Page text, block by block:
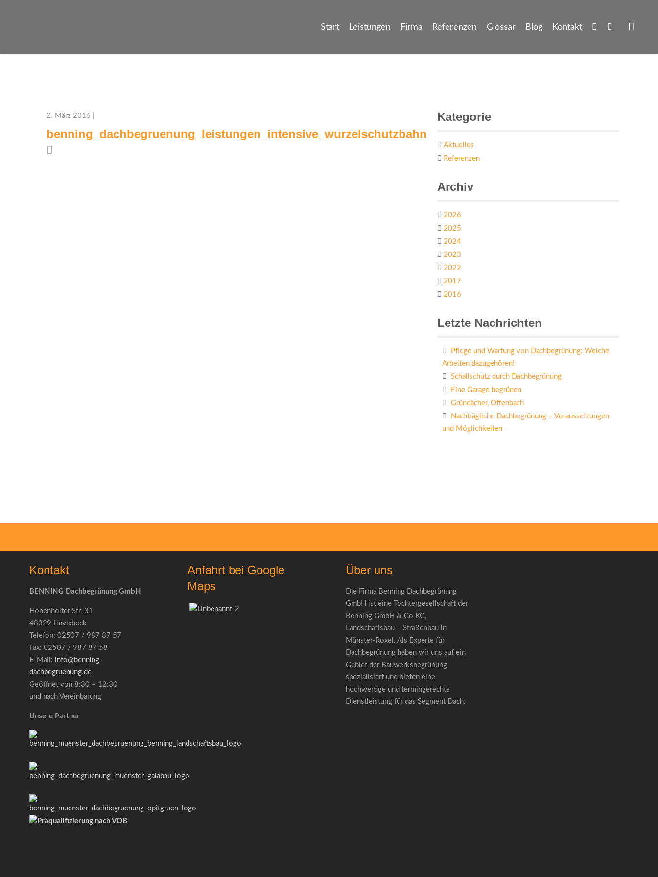
Start Leistungen Firma Referenzen Glossar Blog Kontakt
2. März 2016 |
benning_dachbegruenung_leistungen_intensive_wurzelschutzbahn
Kategorie
Aktuelles
Referenzen
Archiv
2026
2025
2024
2023
2022
2017
2016
Letzte Nachrichten
Pflege und Wartung von Dachbegrünung: Welche
Arbeiten dazugehören!
Schallschutz durch Dachbegrünung
Eine Garage begrünen
Gründächer, Offenbach
Nachträgliche Dachbegrünung – Voraussetzungen
und Möglichkeiten
Kontakt
BENNING Dachbegrünung GmbH
Hohenholter Str. 31
48329 Havixbeck
Telefon: 02507 / 987 87 57
Fax: 02507 / 987 87 58
E-Mail: info@benning-
dachbegruenung.de
Geöffnet von 8:30 – 12:30
und nach Vereinbarung
Unsere Partner
Anfahrt bei Google
Maps
Über uns
Die Firma Benning Dachbegrünung
GmbH ist eine Tochtergesellschaft der
Benning GmbH & Co KG,
Landschaftsbau – Straßenbau in
Münster-Roxel. Als Experte für
Dachbegrünung haben wir uns auf ein
Gebiet der Bauwerksbegrünung
spezialisiert und bieten eine
hochwertige und termingerechte
Dienstleistung für das Segment Dach.